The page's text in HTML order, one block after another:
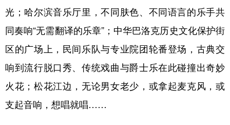
光；哈尔滨音乐厅里，不同肤色、不同语言的乐手共
同奏响“无需翻译的乐章”；中华巴洛克历史文化保护街
区的广场上，民间乐队与专业院团轮番登场，古典交
响到流行脱口秀、传统戏曲与爵士乐在此碰撞出奇妙
火花；松花江边，无论男女老少，或拿起麦克风，或
支起音响，想唱就唱……